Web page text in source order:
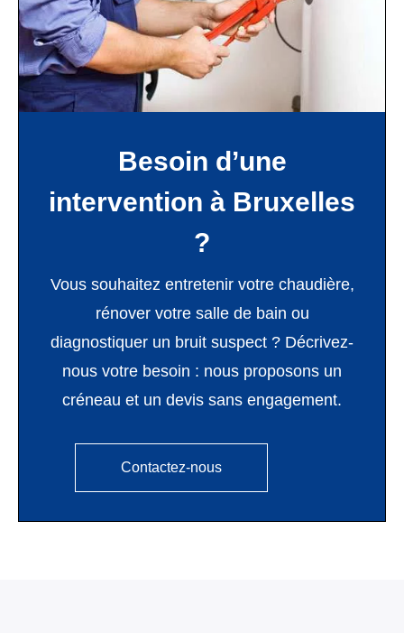
Besoin d’une
intervention à Bruxelles
?
Vous souhaitez entretenir votre chaudière,
rénover votre salle de bain ou
diagnostiquer un bruit suspect ? Décrivez-
nous votre besoin : nous proposons un
créneau et un devis sans engagement.
Contactez-nous